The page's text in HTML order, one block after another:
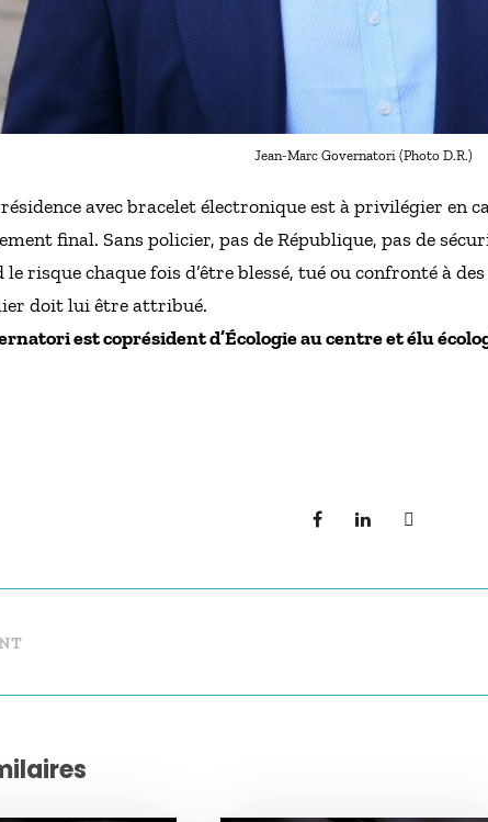
Jean-Marc Governatori (Photo D.R.)
avec bracelet électronique est à privilégier en
final. Sans policier, pas de République, pas de
risque chaque fois d’être blessé, tué ou confronté à
doit lui être attribué.
est coprésident d’Écologie au centre et élu